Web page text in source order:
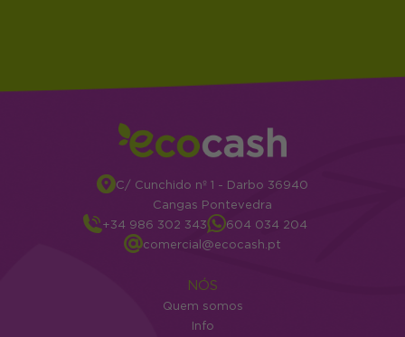
C/ Cunchido nº 1 - Darbo 36940
Cangas Pontevedra
+34 986 302 343
604 034 204
comercial@ecocash.pt
NÓS
Quem somos
Info